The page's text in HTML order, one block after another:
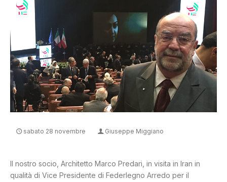
REALIZZAZIONI
CATALOGHI
NEWS
CONTATTI
sabato 28 novembre Giuseppe Miggiano
Il nostro socio, Architetto Marco Predari, in visita in Iran in
qualità di Vice Presidente di Federlegno Arredo per il